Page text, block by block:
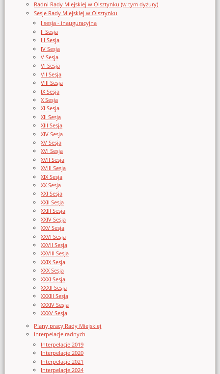
Radni Rady Miejskiej w Olsztynku (w tym dyżury)
Sesje Rady Miejskiej w Olsztynku
I sesja - inauguracyjna
II Sesja
III Sesja
IV Sesja
V Sesja
VI Sesja
VII Sesja
VIII Sesja
IX Sesja
X Sesja
XI Sesja
XII Sesja
XIII Sesja
XIV Sesja
XV Sesja
XVI Sesja
XVII Sesja
XVIII Sesja
XIX Sesja
XX Sesja
XXI Sesja
XXII Sesja
XXIII Sesja
XXIV Sesja
XXV Sesja
XXVI Sesja
XXVII Sesja
XXVIII Sesja
XXIX Sesja
XXX Sesja
XXXI Sesja
XXXII Sesja
XXXIII Sesja
XXXIV Sesja
XXXV Sesja
Plany pracy Rady Miejskiej
Interpelacje radnych
Interpelacje 2019
Interpelacje 2020
Interpelacje 2021
Interpelacje 2024